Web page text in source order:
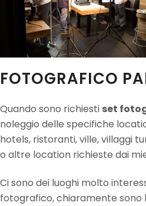
FOTOGRAFICO
Quando sono richiesti set
noleggio delle specifiche
hotels, ristoranti, ville, villaggi
o altre location richieste dai
Ci sono dei luoghi molto
fotografico, chiaramente sono